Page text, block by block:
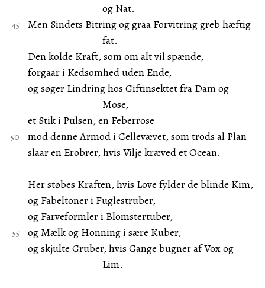
og Nat.
Men Sindets Bitring og graa Forvitring greb hæftig
fat.
Den kolde Kraft, som om alt vil spænde,
forgaar i Kedsomhed uden Ende,
og søger Lindring hos Giftinsektet fra Dam og
Mose,
et Stik i Pulsen, en Feberrose
mod denne Armod i Cellevævet, som trods al Plan
slaar en Erobrer, hvis Vilje kræved et Ocean.
Her støbes Kraften, hvis Love fylder de blinde Kim,
og Fabeltoner i Fuglestruber,
og Farveformler i Blomstertuber,
og Mælk og Honning i sære Kuber,
og skjulte Gruber, hvis Gange bugner af Vox og
Lim.